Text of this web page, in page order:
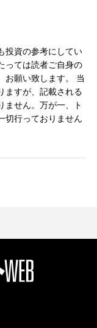
投資の参考にしてい
っては読者ご自身の
お願い致します。 当
ますが、記載される
ません。万が一、ト
切行っておりません